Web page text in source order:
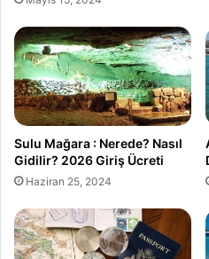
Sulu Mağara : Nerede? Nasıl
Gidilir? 2026 Giriş Ücreti
Haziran 25, 2024